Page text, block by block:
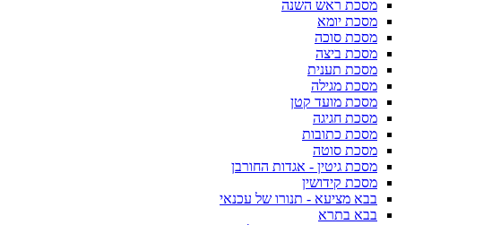
מסכת ראש השנה
מסכת יומא
מסכת סוכה
מסכת ביצה
מסכת תענית
מסכת מגילה
מסכת מועד קטן
מסכת חגיגה
מסכת כתובות
מסכת סוטה
מסכת גיטין - אגדות החורבן
מסכת קידושין
בבא מציעא - תנורו של עכנאי
בבא בתרא